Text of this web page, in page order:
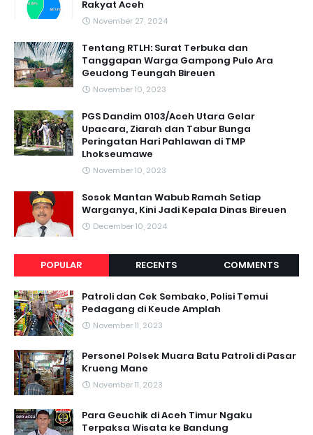
Rakyat Aceh
November 27, 2024
Tentang RTLH: Surat Terbuka dan
Tanggapan Warga Gampong Pulo Ara
Geudong Teungah Bireuen
November 10, 2023
PGS Dandim 0103/Aceh Utara Gelar
Upacara, Ziarah dan Tabur Bunga
Peringatan Hari Pahlawan di TMP
Lhokseumawe
November 10, 2023
Sosok Mantan Wabub Ramah Setiap
Warganya, Kini Jadi Kepala Dinas Bireuen
December 10, 2024
POPULAR RECENTS COMMENTS
Patroli dan Cek Sembako, Polisi Temui
Pedagang di Keude Amplah
November 11, 2023
Personel Polsek Muara Batu Patroli di Pasar
Krueng Mane
November 11, 2023
Para Geuchik di Aceh Timur Ngaku
Terpaksa Wisata ke Bandung